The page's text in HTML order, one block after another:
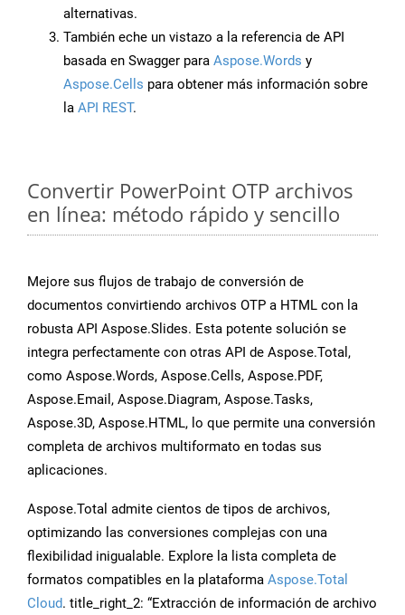
alternativas.
También eche un vistazo a la referencia de API
basada en Swagger para Aspose.Words y
Aspose.Cells para obtener más información sobre
la API REST.
Convertir PowerPoint OTP archivos
en línea: método rápido y sencillo
Mejore sus flujos de trabajo de conversión de
documentos convirtiendo archivos OTP a HTML con la
robusta API Aspose.Slides. Esta potente solución se
integra perfectamente con otras API de Aspose.Total,
como Aspose.Words, Aspose.Cells, Aspose.PDF,
Aspose.Email, Aspose.Diagram, Aspose.Tasks,
Aspose.3D, Aspose.HTML, lo que permite una conversión
completa de archivos multiformato en todas sus
aplicaciones.
Aspose.Total admite cientos de tipos de archivos,
optimizando las conversiones complejas con una
flexibilidad inigualable. Explore la lista completa de
formatos compatibles en la plataforma Aspose.Total
Cloud. title_right_2: “Extracción de información de archivo